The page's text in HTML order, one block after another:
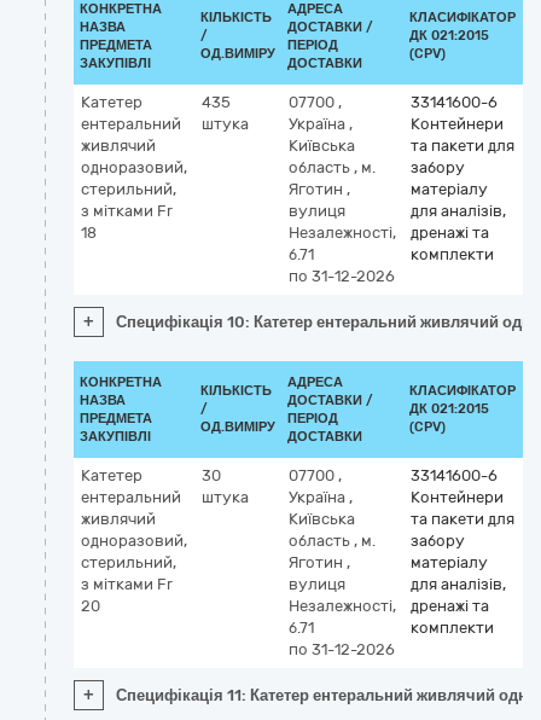
КОНКРЕТНА
НАЗВА
ПРЕДМЕТА
ЗАКУПІВЛІ
КІЛЬКІСТЬ
/
ОД.ВИМІРУ
АДРЕСА
ДОСТАВКИ /
ПЕРІОД
ДОСТАВКИ
КЛАСИФІКАТОР
ДК 021:2015
(CPV)
Катетер
ентеральний
живлячий
одноразовий,
стерильний,
з мітками Fr
18
435
штука
07700 ,
Україна ,
Київська
область , м.
Яготин ,
вулиця
Незалежності,
б.71
по 31-12-2026
33141600-6
Контейнери
та пакети для
забору
матеріалу
для аналізів,
дренажі та
комплекти
+ Специфікація 10: Катетер ентеральний живлячий
КОНКРЕТНА
НАЗВА
ПРЕДМЕТА
ЗАКУПІВЛІ
КІЛЬКІСТЬ
/
ОД.ВИМІРУ
АДРЕСА
ДОСТАВКИ /
ПЕРІОД
ДОСТАВКИ
КЛАСИФІКАТОР
ДК 021:2015
(CPV)
Катетер
ентеральний
живлячий
одноразовий,
стерильний,
з мітками Fr
20
30
штука
07700 ,
Україна ,
Київська
область , м.
Яготин ,
вулиця
Незалежності,
б.71
по 31-12-2026
33141600-6
Контейнери
та пакети для
забору
матеріалу
для аналізів,
дренажі та
комплекти
+ Специфікація 11: Катетер ентеральний живлячий